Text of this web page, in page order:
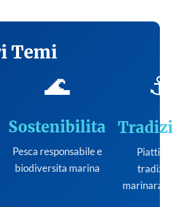
Temi
🌊
Sostenibilita
Pesca responsabile e
biodiversita marina
⚓
Piatti
marinara